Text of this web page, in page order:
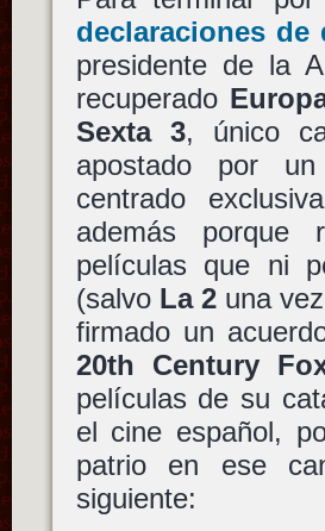
declaraciones de
presidente de la
recuperado
Sexta 3, único
apostado por
centrado
además porque
películas que ni
(salvo La 2una
firmado un
20th Century
películas de su
el cine español,
patrio en ese
siguiente: